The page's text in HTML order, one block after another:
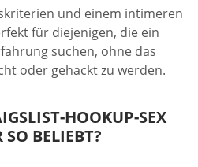
und einem intimeren
für diejenigen, die ein
suchen, ohne das
oder gehackt zu werden.
HOOKUP-SEX
SO BELIEBT?